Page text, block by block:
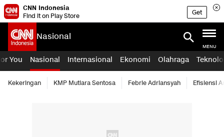
CNN Indonesia
Find it on Play Store
Get
Nasional
MENU
You Nasional Internasional Ekonomi Olahraga
Kekeringan KMP Mutiara Sentosa Febrie Adriansyah Efisiensi